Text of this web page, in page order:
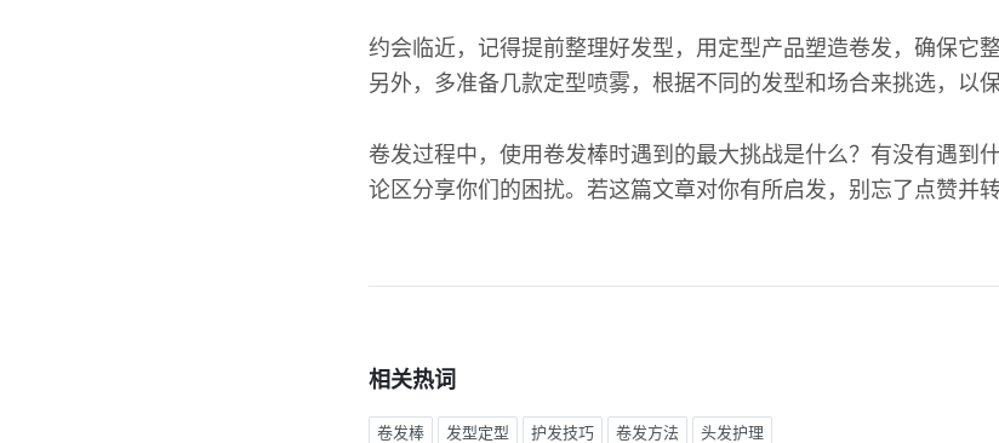
约会临近，记得提前整理好发型，用定型产品塑造卷发，确保它
另外，多准备几款定型喷雾，根据不同的发型和场合来挑选，以
卷发过程中，使用卷发棒时遇到的最大挑战是什么？有没有遇到
论区分享你们的困扰。若这篇文章对你有所启发，别忘了点赞并转
相关热词
卷发棒 发型定型 护发技巧 卷发方法 头发护理